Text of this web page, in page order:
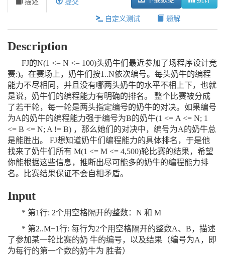
描述 提交
自定义测试 题解
Description
FJ的N(1 <= N <= 100)头奶牛们最近参加了场程序设计竞
赛:)。在赛场上，奶牛们按1..N依次编号。每头奶牛的编程
能力不尽相同，并且没有哪两头奶牛的水平不相上下，也就
是说，奶牛们的编程能力有明确的排名。 整个比赛被分成
了若干轮，每一轮是两头指定编号的奶牛的对决。如果编号
为A的奶牛的编程能力强于编号为B的奶牛(1 <= A <= N; 1
<= B <= N; A != B) ，那么她们的对决中，编号为A的奶牛总
是能胜出。 FJ想知道奶牛们编程能力的具体排名，于是他
找来了奶牛们所有 M(1 <= M <= 4,500)轮比赛的结果，希望
你能根据这些信息，推断出尽可能多的奶牛的编程能力排
名。比赛结果保证不会自相矛盾。
Input
* 第1行: 2个用空格隔开的整数：N 和 M
* 第2..M+1行: 每行为2个用空格隔开的整数A、B，描述
了参加某一轮比赛的奶 牛的编号，以及结果（编号为A，即
为每行的第一个数的奶牛为 胜者）